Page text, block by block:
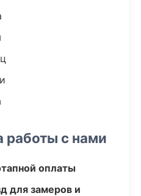
с нами
оплаты
для замеров и